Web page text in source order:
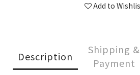
Add to
Description
Shipping &
Payment